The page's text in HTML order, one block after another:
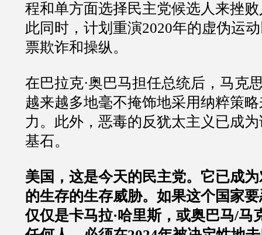
程和单方面选择民主党候选人来挫
此同时，计划重演2020年的虚伪运
票欺诈和操纵。
在巴拉克·奥巴马担任总统后，马克
越来越多地毫不掩饰地采用纳粹策
力。此外，恶毒的反犹太主义已成
基石。
美国，这是今天的民主党。它已成
的生存的生存威胁。如果这个国家
仅仅是卡马拉·哈里斯，或奥巴马/马